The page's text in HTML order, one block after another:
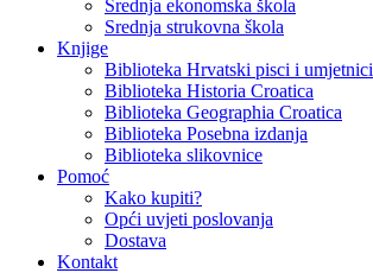
Srednja ekonomska škola
Srednja strukovna škola
Knjige
Biblioteka Hrvatski pisci i umjetnici
Biblioteka Historia Croatica
Biblioteka Geographia Croatica
Biblioteka Posebna izdanja
Biblioteka slikovnice
Pomoć
Kako kupiti?
Opći uvjeti poslovanja
Dostava
Kontakt